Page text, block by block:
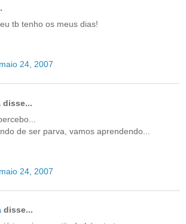
tb tenho os meus dias!
24, 2007
disse...
de ser parva, vamos aprendendo...
24, 2007
disse...